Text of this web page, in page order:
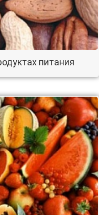
питания